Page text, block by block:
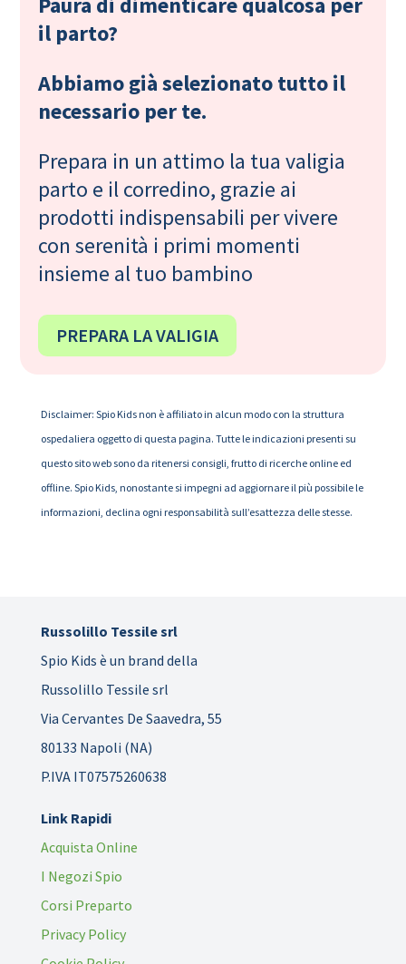
il parto?
Abbiamo già selezionato tutto il
necessario per te.
Prepara in un attimo la tua valigia
parto e il corredino, grazie ai
prodotti indispensabili per vivere
con serenità i primi momenti
insieme al tuo bambino
PREPARA LA VALIGIA
Disclaimer: Spio Kids non è affiliato in alcun modo con la struttura
ospedaliera oggetto di questa pagina. Tutte le indicazioni presenti su
questo sito web sono da ritenersi consigli, frutto di ricerche online ed
offline. Spio Kids, nonostante si impegni ad aggiornare il più possibile le
informazioni, declina ogni responsabilità sull’esattezza delle stesse.
Russolillo Tessile srl
Spio Kids è un brand della
Russolillo Tessile srl
Via Cervantes De Saavedra, 55
80133 Napoli (NA)
P.IVA IT07575260638
Link Rapidi
Acquista Online
I Negozi Spio
Corsi Preparto
Privacy Policy